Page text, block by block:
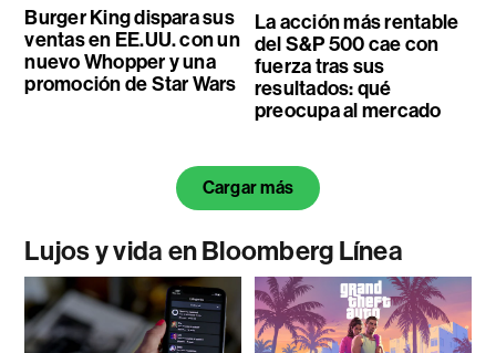
Burger King dispara sus
ventas en EE.UU. con un
nuevo Whopper y una
promoción de Star Wars
La acción más rentable
del S&P 500 cae con
fuerza tras sus
resultados: qué
preocupa al mercado
Cargar más
Lujos y vida en Bloomberg Línea